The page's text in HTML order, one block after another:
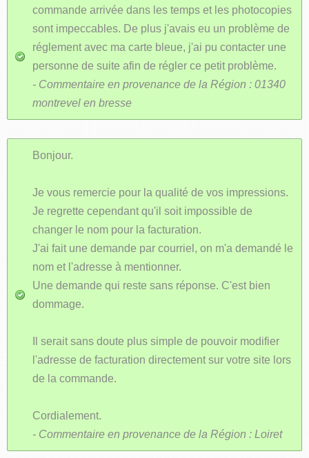
commande arrivée dans les temps et les photocopies
sont impeccables. De plus j'avais eu un problème de
réglement avec ma carte bleue, j'ai pu contacter une
personne de suite afin de régler ce petit problème.
- Commentaire en provenance de la Région : 01340
montrevel en bresse
Bonjour.
Je vous remercie pour la qualité de vos impressions.
Je regrette cependant qu'il soit impossible de
changer le nom pour la facturation.
J'ai fait une demande par courriel, on m'a demandé le
nom et l'adresse à mentionner.
Une demande qui reste sans réponse. C'est bien
dommage.
Il serait sans doute plus simple de pouvoir modifier
l'adresse de facturation directement sur votre site lors
de la commande.
Cordialement.
- Commentaire en provenance de la Région : Loiret